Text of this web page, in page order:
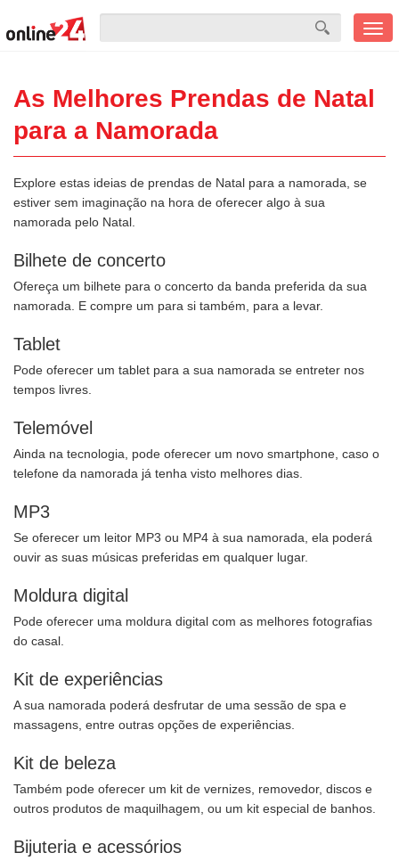
As Melhores Prendas de Natal
para a Namorada
Explore estas ideias de prendas de Natal para a namorada, se
estiver sem imaginação na hora de oferecer algo à sua
namorada pelo Natal.
Bilhete de concerto
Ofereça um bilhete para o concerto da banda preferida da sua
namorada. E compre um para si também, para a levar.
Tablet
Pode oferecer um tablet para a sua namorada se entreter nos
tempos livres.
Telemóvel
Ainda na tecnologia, pode oferecer um novo smartphone, caso o
telefone da namorada já tenha visto melhores dias.
MP3
Se oferecer um leitor MP3 ou MP4 à sua namorada, ela poderá
ouvir as suas músicas preferidas em qualquer lugar.
Moldura digital
Pode oferecer uma moldura digital com as melhores fotografias
do casal.
Kit de experiências
A sua namorada poderá desfrutar de uma sessão de spa e
massagens, entre outras opções de experiências.
Kit de beleza
Também pode oferecer um kit de vernizes, removedor, discos e
outros produtos de maquilhagem, ou um kit especial de banhos.
Bijuteria e acessórios